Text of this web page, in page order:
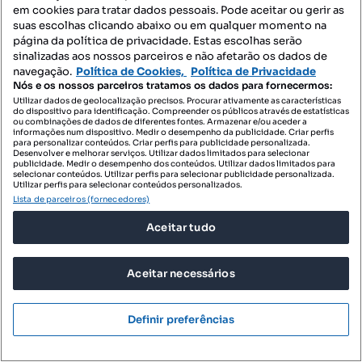
400 000 €3439,38 €/m²
Tavira
Tavira (Santa Maria e Santiago), Tavira, Faro
Tipologia
Preço por metro quadrado
Andar
em cookies para tratar dados pessoais. Pode aceitar ou gerir as
suas escolhas clicando abaixo ou em qualquer momento na
página da política de privacidade. Estas escolhas serão
sinalizadas aos nossos parceiros e não afetarão os dados de
navegação. Política de Cookies, Política de Privacidade
Nós e os nossos parceiros tratamos os dados para fornecermos:
Utilizar dados de geolocalização precisos. Procurar ativamente as características
do dispositivo para identificação. Compreender os públicos através de estatísticas
ou combinações de dados de diferentes fontes. Armazenar e/ou aceder a
informações num dispositivo. Medir o desempenho da publicidade. Criar perfis
para personalizar conteúdos. Criar perfis para publicidade personalizada.
Desenvolver e melhorar serviços. Utilizar dados limitados para selecionar
publicidade. Medir o desempenho dos conteúdos. Utilizar dados limitados para
selecionar conteúdos. Utilizar perfis para selecionar publicidade personalizada.
Utilizar perfis para selecionar conteúdos personalizados.
Lista de parceiros (fornecedores)
Aceitar tudo
Aceitar necessários
Definir preferências